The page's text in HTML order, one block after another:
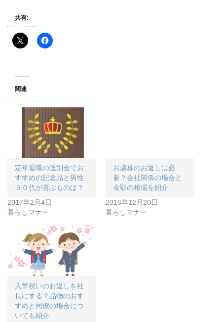
共有:
関連
定年退職の送別会でお
すすめの記念品と男性
５０代が喜ぶものは？
2017年2月4日
暮らしマナー
お歳暮のお返しは必
要？会社関係の場合と
金額の相場を紹介
2016年12月20日
暮らしマナー
入学祝いのお返しを社
長にする？品物のおす
すめと同僚の場合につ
いても紹介